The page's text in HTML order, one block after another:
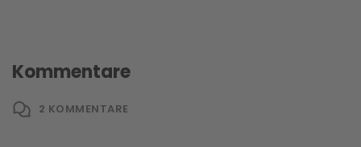
Kommentare
2 KOMMENTARE